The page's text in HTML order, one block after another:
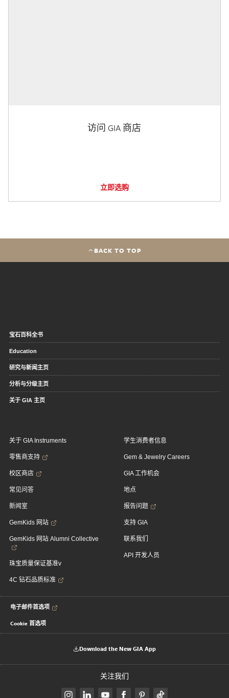
访问 GIA 商店
立即选购
BACK TO TOP
宝石百科全书
Education
研究与新闻主页
分析与分级主页
关于 GIA 主页
关于 GIA Instruments
零售商支持
校区商店
常见问答
新闻室
GemKids 网站
GemKids 网站 Alumni Collective
珠宝质量保证基准v
4C 钻石品质标准
学生消费者信息
Gem & Jewelry Careers
GIA 工作机会
地点
报告问题
支持 GIA
联系我们
API 开发人员
电子邮件首选项
Cookie 首选项
Download the New GIA App
关注我们